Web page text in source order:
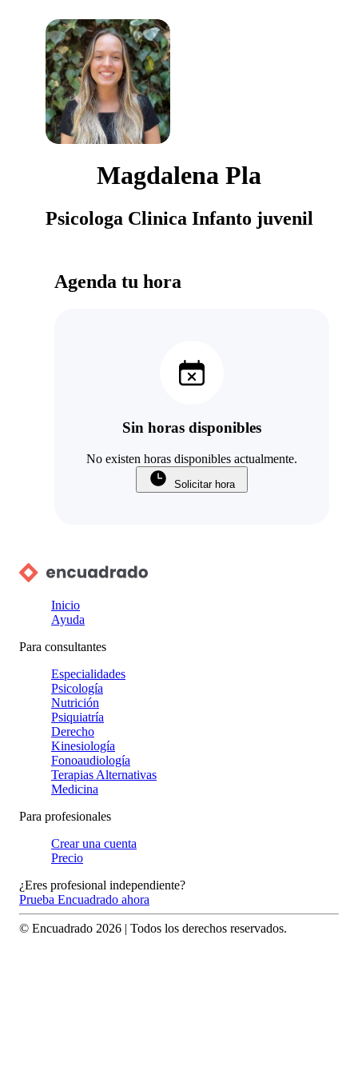
Magdalena Pla
Psicologa Clinica Infanto juvenil
Agenda tu hora
Sin horas disponibles
No existen horas disponibles actualmente.
Solicitar hora
Inicio
Ayuda
Para consultantes
Especialidades
Psicología
Nutrición
Psiquiatría
Derecho
Kinesiología
Fonoaudiología
Terapias Alternativas
Medicina
Para profesionales
Crear una cuenta
Precio
¿Eres profesional independiente?
Prueba Encuadrado ahora
© Encuadrado 2026 | Todos los derechos reservados.